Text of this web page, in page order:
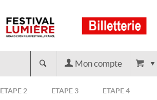
Mon compte
ETAPE 2 ETAPE 3 ETAPE 4